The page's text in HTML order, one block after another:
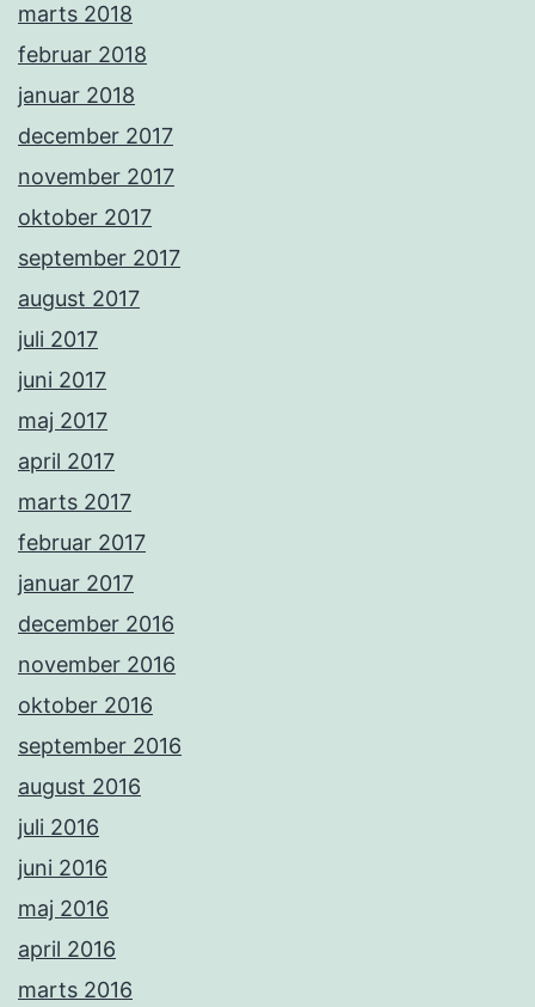
marts 2018
februar 2018
januar 2018
december 2017
november 2017
oktober 2017
september 2017
august 2017
juli 2017
juni 2017
maj 2017
april 2017
marts 2017
februar 2017
januar 2017
december 2016
november 2016
oktober 2016
september 2016
august 2016
juli 2016
juni 2016
maj 2016
april 2016
marts 2016